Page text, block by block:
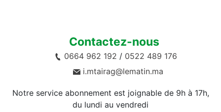
Contactez-nous
0664 962 192 / 0522 489 176
i.mtairag@lematin.ma
Notre service abonnement est joignable de 9h à 17h,
du lundi au vendredi